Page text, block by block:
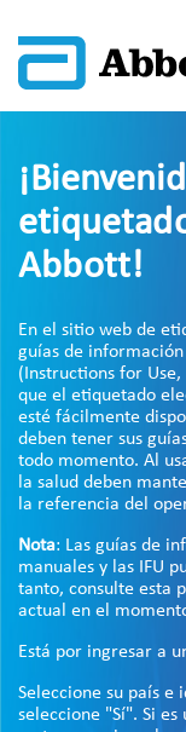
Abbott!
En el sitio web de
guías de
(Instructions for
que el etiquetado
esté fácilmente
deben tener sus
todo momento. Al
la salud deben
la referencia del
Nota: Las guías de
manuales y las IFU
tanto, consulte esta
actual en el
Está por ingresar a
Seleccione su país e
seleccione "Sí". Si